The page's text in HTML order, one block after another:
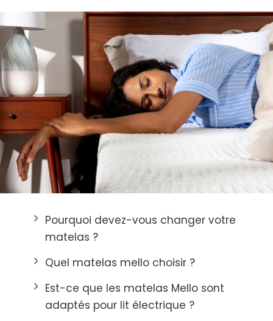
keyboard_arrow_right Pourquoi devez-vous changer votre
matelas ?
keyboard_arrow_right Quel matelas mello choisir ?
keyboard_arrow_right Est-ce que les matelas Mello sont
adaptés pour lit électrique ?